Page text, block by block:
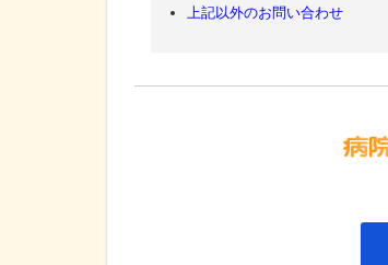
上記以外のお問い合わせ